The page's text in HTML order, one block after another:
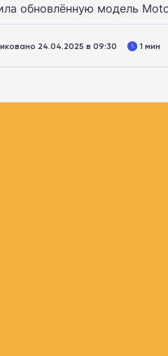
обновлённую модель
24.04.2025 в 09:30 1 мин